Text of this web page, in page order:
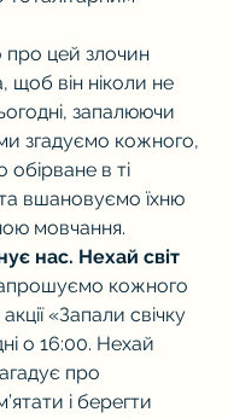
про цей злочин
щоб він ніколи не
запалюючи
ми згадуємо кожного,
в ті
вшановуємо їхню
мовчання.
нас. Нехай світ
кожного
«Запали свічку
о 16:00. Нехай
про
і берегти